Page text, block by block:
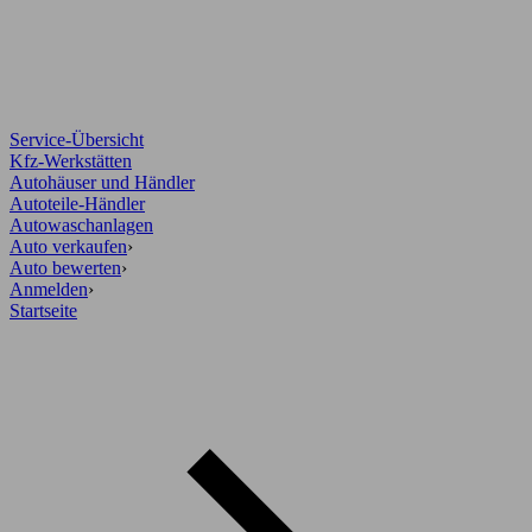
Service-Übersicht
Kfz-Werkstätten
Autohäuser und Händler
Autoteile-Händler
Autowaschanlagen
Auto verkaufen›
Auto bewerten›
Anmelden›
Startseite